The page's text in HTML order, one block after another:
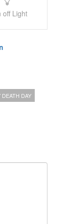
off Light
DEATH DAY